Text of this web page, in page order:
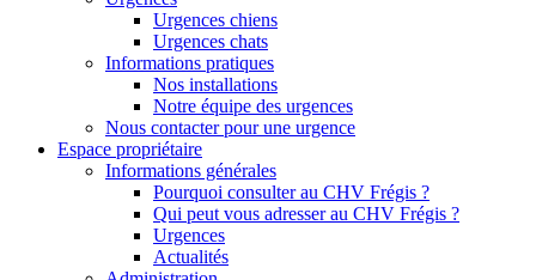
Urgences chiens
Urgences chats
Informations pratiques
Nos installations
Notre équipe des urgences
Nous contacter pour une urgence
Espace propriétaire
Informations générales
Pourquoi consulter au CHV Frégis ?
Qui peut vous adresser au CHV Frégis ?
Urgences
Actualités